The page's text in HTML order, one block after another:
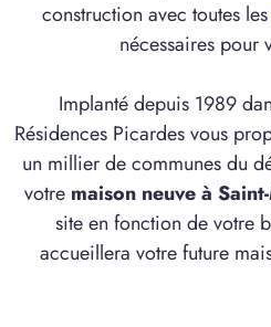
construction avec toutes les
nécessaires pour
Implanté depuis 1989
Résidences Picardes vous
un millier de communes du
votre maison neuve à
site en fonction de votre
accueillera votre future